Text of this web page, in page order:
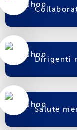
Dirigenti
Salute